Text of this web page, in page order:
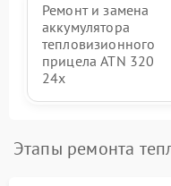
Ремонт и замена
аккумулятора
тепловизионного
прицела ATN 320
24x
Этапы ремонта